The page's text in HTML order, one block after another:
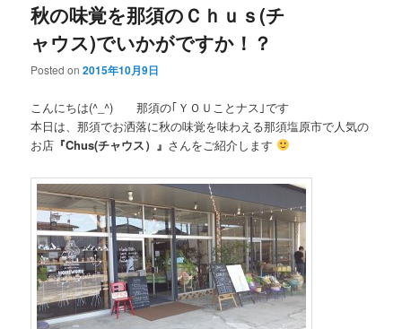
秋の味覚を那須のＣｈｕｓ(チ
ャウス)でいかがですか！？
Posted on2015年10月9日
こんにちは(^_^) 那須の｢ＹＯＵことナス｣です
本日は、那須でお洒落に秋の味覚を味わえる那須塩原市で人気の
お店 『Chus(チャウス）』 さんをご紹介します